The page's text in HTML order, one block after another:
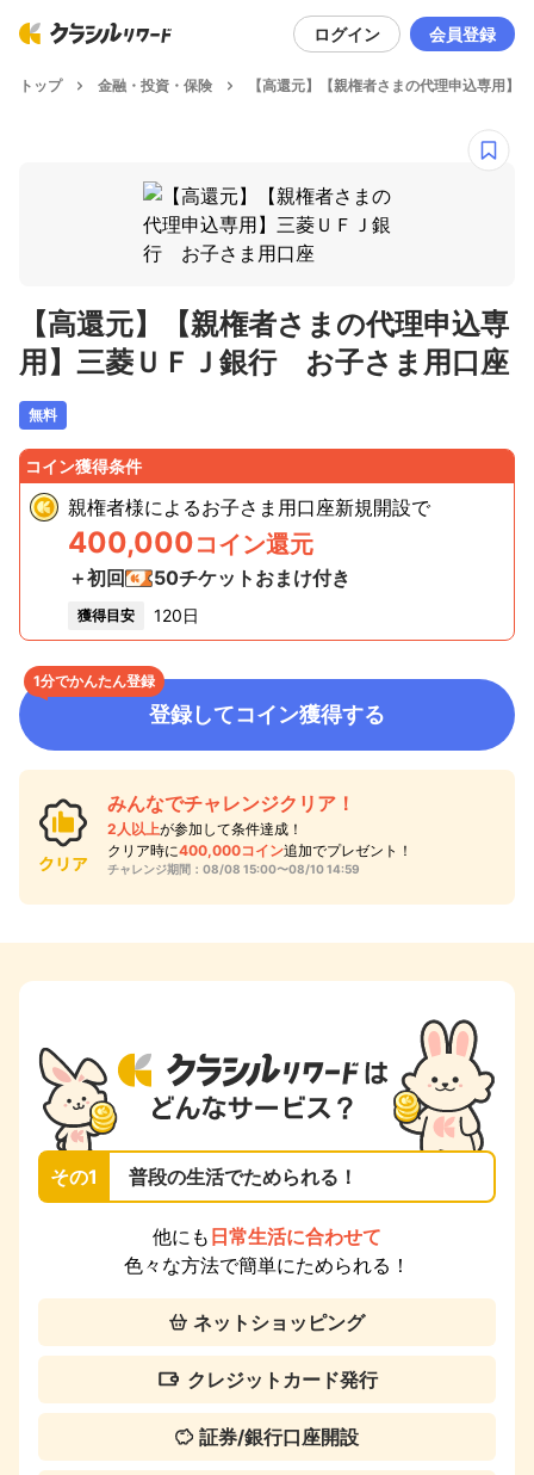
ログイン 会員登録
トップ 金融・投資・保険 【高還元】【親権者さまの代理申込専用
【高還元】【親権者さまの代理申込専
用】三菱ＵＦＪ銀行 お子さま用口座
無料
コイン獲得条件
親権者様によるお子さま用口座新規開設で
400,000コイン還元
＋初回 50チケットおまけ付き
獲得目安 120日
1分でかんたん登録
登録してコイン獲得する
みんなでチャレンジクリア！
2 人以上が参加して条件達成！
クリア時に400,000コイン追加でプレゼント！
チャレンジ期間： 08/08 15:00〜08/10 14:59
その1 普段の生活でためられる！
他にも 日常生活に合わせて
色々な方法で簡単にためられる！
ネットショッピング
クレジットカード発行
証券/銀行口座開設